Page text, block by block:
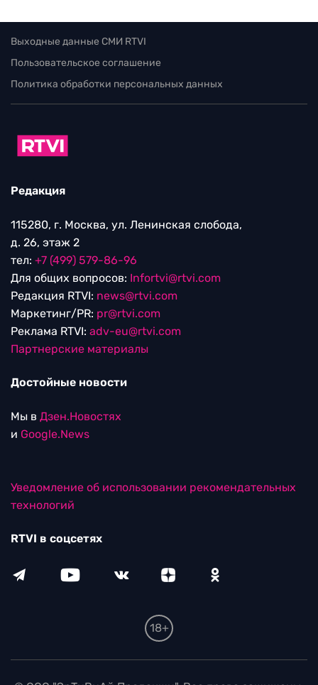
Выходные данные СМИ RTVI
Пользовательское соглашение
Политика обработки персональных данных
Редакция
115280, г. Москва, ул. Ленинская слобода,
д. 26, этаж 2
тел: +7 (499) 579-86-96
Для общих вопросов: Infortvi@rtvi.com
Редакция RTVI: news@rtvi.com
Маркетинг/PR: pr@rtvi.com
Реклама RTVI: adv-eu@rtvi.com
Партнерские материалы
Достойные новости
Мы в Дзен.Новостях
и Google.News
Уведомление об использовании рекомендательных
технологий
RTVI в соцсетях
18+